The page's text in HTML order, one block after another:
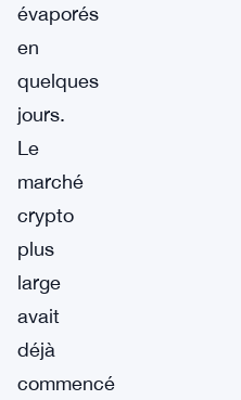
évaporés
en
quelques
jours.
Le
marché
crypto
plus
large
avait
déjà
commencé